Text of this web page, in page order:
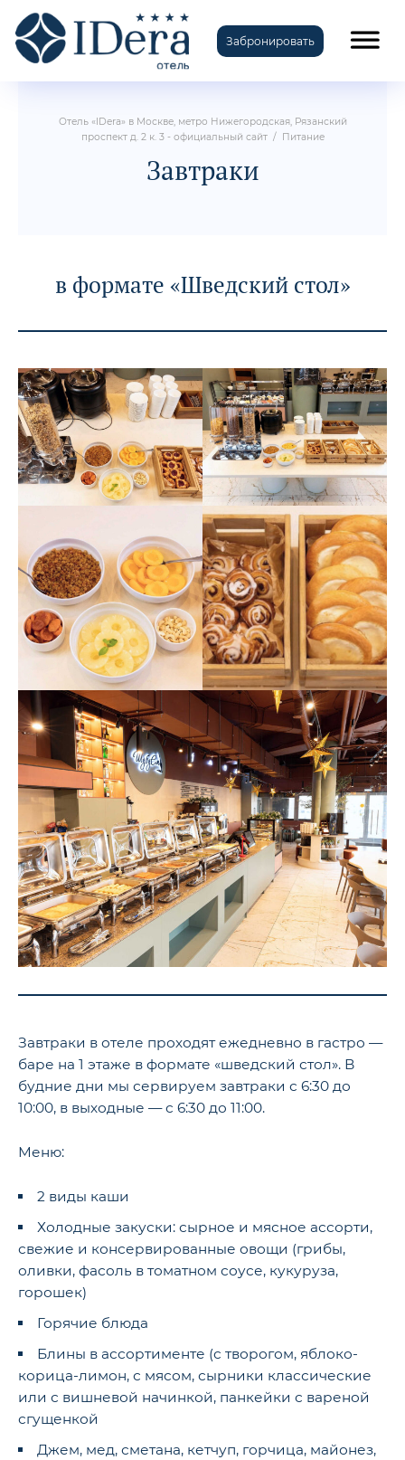
Забронировать
TravelLine
Отель «IDera» в Москве, метро Нижегородская, Рязанский
проспект д. 2 к. 3 - официальный сайт/ Питание
Завтраки
в формате «Шведский стол»
Завтраки в отеле проходят ежедневно в гастро —
баре на 1 этаже в формате «шведский стол». В
будние дни мы сервируем завтраки с 6:30 до
10:00, в выходные — с 6:30 до 11:00.
Меню:
2 виды каши
Холодные закуски: сырное и мясное ассорти,
свежие и консервированные овощи (грибы,
оливки, фасоль в томатном соусе, кукуруза,
горошек)
Горячие блюда
Блины в ассортименте (с творогом, яблоко-
корица-лимон, с мясом, сырники классические
или с вишневой начинкой, панкейки с вареной
сгущенкой
Джем, мед, сметана, кетчуп, горчица, майонез,